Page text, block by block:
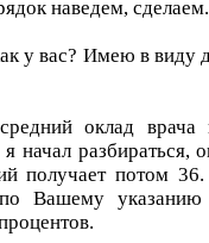
наведем, сделаем.
у вас? Имею в виду
оклад врача
начал разбираться,
получает потом
Вашему